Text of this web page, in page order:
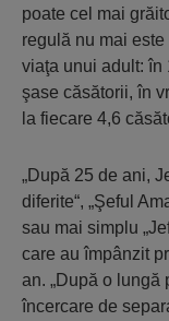
poate cel mai
regulă nu mai
viaţa unui adult: în
şase căsătorii, în
la fiecare 4,6
„După 25 de ani,
diferite“, „Şeful
sau mai simplu
care au împânzit
an. „După o lungă
încercare de